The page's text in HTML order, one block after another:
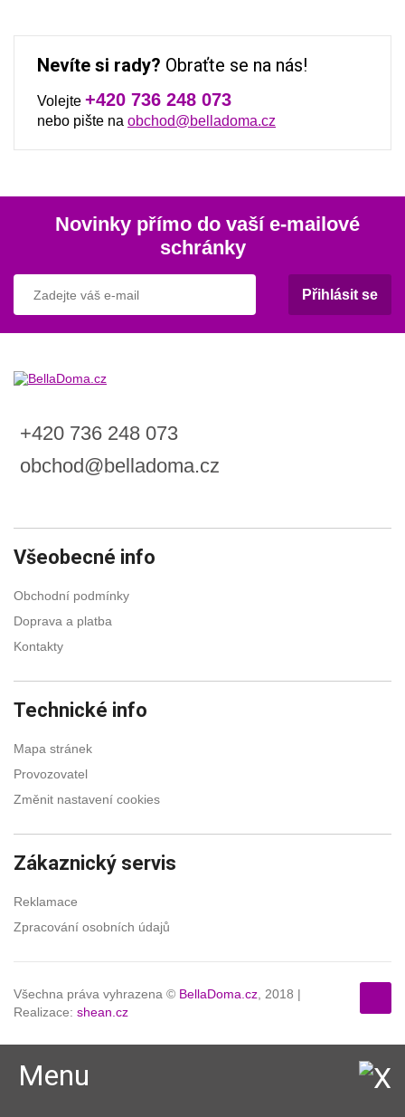
Nevíte si rady? Obraťte se na nás!
Volejte +420 736 248 073
nebo pište na obchod@belladoma.cz
Novinky přímo do vaší e-mailové
schránky
Přihlásit se
+420 736 248 073
obchod@belladoma.cz
Všeobecné info
Obchodní podmínky
Doprava a platba
Kontakty
Technické info
Mapa stránek
Provozovatel
Změnit nastavení cookies
Zákaznický servis
Reklamace
Zpracování osobních údajů
Všechna práva vyhrazena © BellaDoma.cz, 2018 |
Realizace: shean.cz
Menu